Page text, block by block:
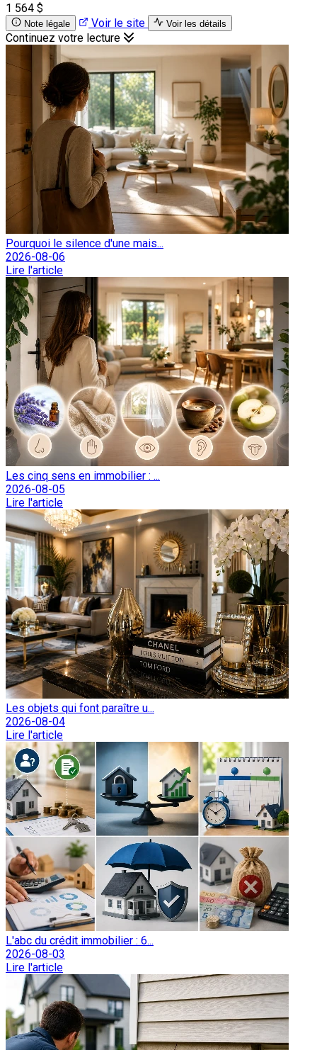
1 564 $
Note légale Voir le site Voir les détails
Continuez votre lecture
Pourquoi le silence d'une mais...
2026-08-06
Lire l'article
Les cinq sens en immobilier : ...
2026-08-05
Lire l'article
Les objets qui font paraître u...
2026-08-04
Lire l'article
L'abc du crédit immobilier : 6...
2026-08-03
Lire l'article